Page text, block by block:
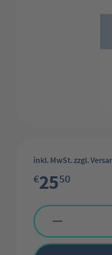
inkl. MwSt. zzgl.
€2550
Produkt Anzahl: Gib